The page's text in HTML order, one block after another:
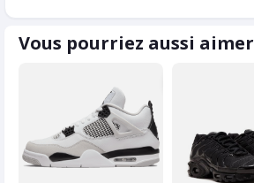
Vous pourriez aussi aimer